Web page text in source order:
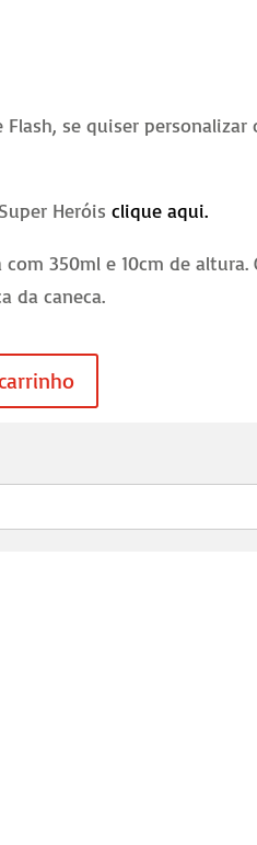
Flash, se quiser
Heróisclique aqui.
com 350ml e 10cm de
da caneca.